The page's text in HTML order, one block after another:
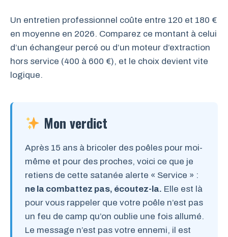
Un entretien professionnel coûte entre 120 et 180 €
en moyenne en 2026. Comparez ce montant à celui
d’un échangeur percé ou d’un moteur d’extraction
hors service (400 à 600 €), et le choix devient vite
logique.
Mon verdict
Après 15 ans à bricoler des poêles pour moi-
même et pour des proches, voici ce que je
retiens de cette satanée alerte « Service » :
ne la combattez pas, écoutez-la. Elle est là
pour vous rappeler que votre poêle n’est pas
un feu de camp qu’on oublie une fois allumé.
Le message n’est pas votre ennemi, il est